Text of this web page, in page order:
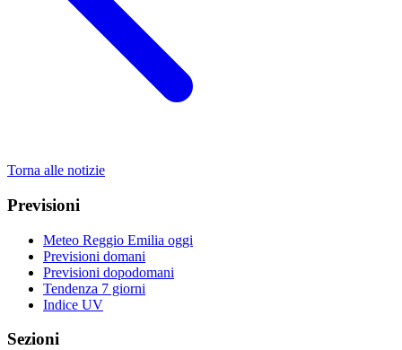
Torna alle notizie
Previsioni
Meteo Reggio Emilia oggi
Previsioni domani
Previsioni dopodomani
Tendenza 7 giorni
Indice UV
Sezioni